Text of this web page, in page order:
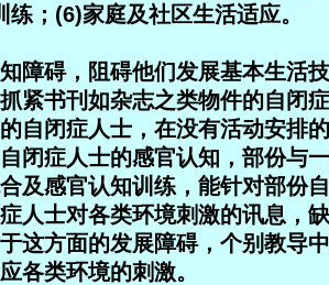
；(6)家庭及社区生活适应。
障碍，阻碍他们发展基本生活
紧书刊如杂志之类物件的自闭
自闭症人士，在没有活动安排
闭症人士的感官认知，部份与
及感官认知训练，能针对部份
人士对各类环境刺激的讯息，
这方面的发展障碍，个别教导
各类环境的刺激。